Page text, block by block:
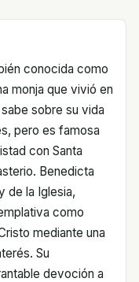
conocida como
monja que vivió en
sobre su vida
pero es famosa
con Santa
Benedicta
de la Iglesia,
como
mediante una
Su
devoción a